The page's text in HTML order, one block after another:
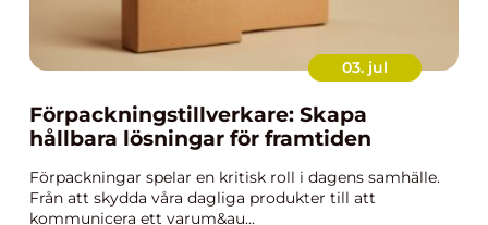
03. jul
Förpackningstillverkare: Skapa
hållbara lösningar för framtiden
Förpackningar spelar en kritisk roll i dagens samhälle.
Från att skydda våra dagliga produkter till att
kommunicera ett varum&au...